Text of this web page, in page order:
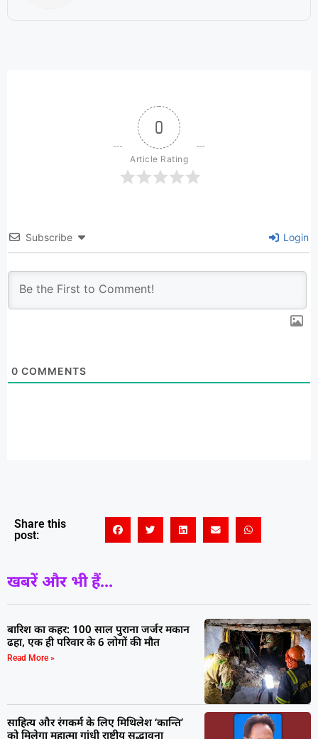
0
Article Rating
Subscribe Login
0 COMMENTS
Share this
post:
खबरें और भी हैं...
बारिश का कहर: 100 साल पुराना जर्जर मकान
ढहा, एक ही परिवार के 6 लोगों की मौत
Read More »
साहित्य और रंगकर्म के लिए मिथिलेश ‘कान्ति’
को मिलेगा महात्मा गांधी राष्ट्रीय सद्भावना